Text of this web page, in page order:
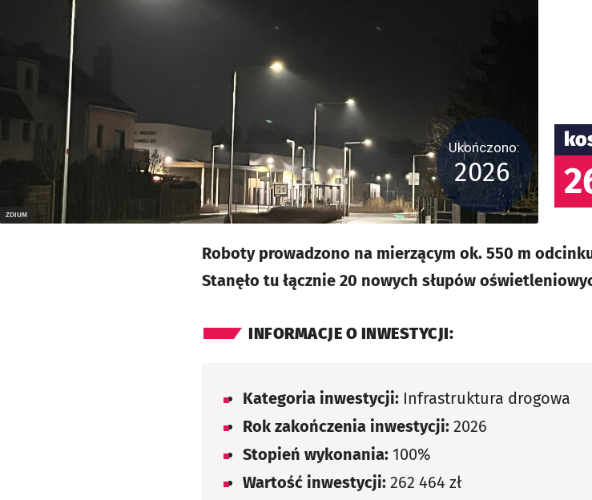
ZDIUM
Ukończono:
2026
Roboty prowadzono na mierzącym ok. 550 m
Stanęło tu łącznie 20 nowych słupów
INFORMACJE O INWESTYCJI:
Kategoria inwestycji: Infrastruktura drogowa
Rok zakończenia inwestycji: 2026
Stopień wykonania: 100%
Wartość inwestycji: 262 464 zł